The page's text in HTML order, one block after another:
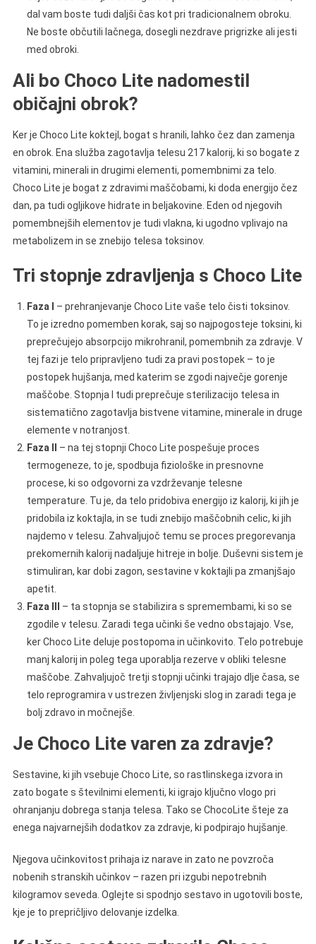
dal vam boste tudi daljši čas kot pri tradicionalnem obroku.
Ne boste občutili lačnega, dosegli nezdrave prigrizke ali jesti
med obroki.
Ali bo Choco Lite nadomestil
običajni obrok?
Ker je Choco Lite koktejl, bogat s hranili, lahko čez dan zamenja
en obrok. Ena služba zagotavlja telesu 217 kalorij, ki so bogate z
vitamini, minerali in drugimi elementi, pomembnimi za telo.
Choco Lite je bogat z zdravimi maščobami, ki doda energijo čez
dan, pa tudi ogljikove hidrate in beljakovine. Eden od njegovih
pomembnejših elementov je tudi vlakna, ki ugodno vplivajo na
metabolizem in se znebijo telesa toksinov.
Tri stopnje zdravljenja s Choco Lite
Faza I
– prehranjevanje Choco Lite vaše telo čisti toksinov.
To je izredno pomemben korak, saj so najpogosteje toksini, ki
preprečujejo absorpcijo mikrohranil, pomembnih za zdravje. V
tej fazi je telo pripravljeno tudi za pravi postopek – to je
postopek hujšanja, med katerim se zgodi največje gorenje
maščobe. Stopnja I tudi preprečuje sterilizacijo telesa in
sistematično zagotavlja bistvene vitamine, minerale in druge
elemente v notranjost.
Faza II
– na tej stopnji Choco Lite pospešuje proces
termogeneze, to je, spodbuja fiziološke in presnovne
procese, ki so odgovorni za vzdrževanje telesne
temperature. Tu je, da telo pridobiva energijo iz kalorij, ki jih je
pridobila iz koktajla, in se tudi znebijo maščobnih celic, ki jih
najdemo v telesu. Zahvaljujoč temu se proces pregorevanja
prekomernih kalorij nadaljuje hitreje in bolje. Duševni sistem je
stimuliran, kar dobi zagon, sestavine v koktajli pa zmanjšajo
apetit.
Faza III
– ta stopnja se stabilizira s spremembami, ki so se
zgodile v telesu. Zaradi tega učinki še vedno obstajajo. Vse,
ker Choco Lite deluje postopoma in učinkovito. Telo potrebuje
manj kalorij in poleg tega uporablja rezerve v obliki telesne
maščobe. Zahvaljujoč tretji stopnji učinki trajajo dlje časa, se
telo reprogramira v ustrezen življenjski slog in zaradi tega je
bolj zdravo in močnejše.
Je Choco Lite varen za zdravje?
Sestavine, ki jih vsebuje Choco Lite, so rastlinskega izvora in
zato bogate s številnimi elementi, ki igrajo ključno vlogo pri
ohranjanju dobrega stanja telesa. Tako se ChocoLite šteje za
enega najvarnejših dodatkov za zdravje, ki podpirajo hujšanje.
Njegova učinkovitost prihaja iz narave in zato ne povzroča
nobenih stranskih učinkov – razen pri izgubi nepotrebnih
kilogramov seveda. Oglejte si spodnjo sestavo in ugotovili boste,
kje je to prepričljivo delovanje izdelka.